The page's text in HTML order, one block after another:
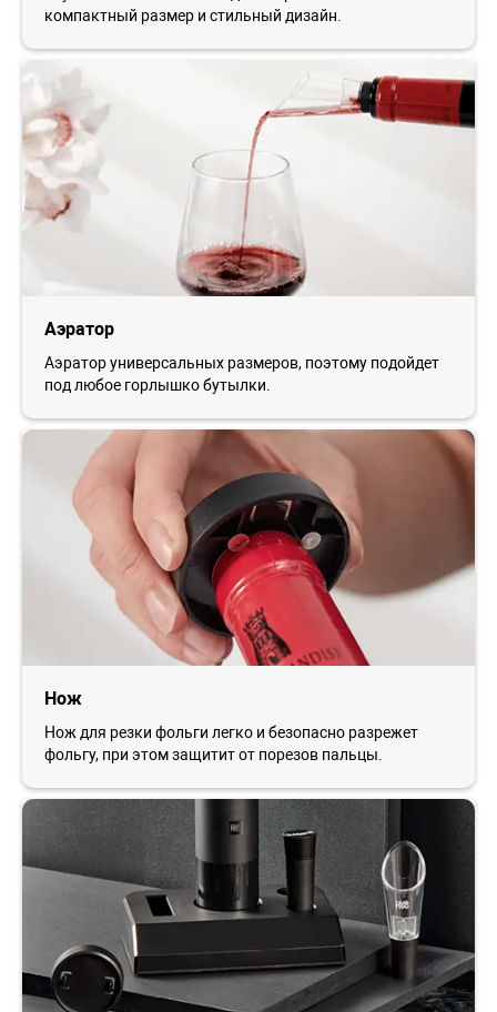
компактный размер и стильный дизайн.
Аэратор
Аэратор универсальных размеров, поэтому подойдет
под любое горлышко бутылки.
Нож
Нож для резки фольги легко и безопасно разрежет
фольгу, при этом защитит от порезов пальцы.